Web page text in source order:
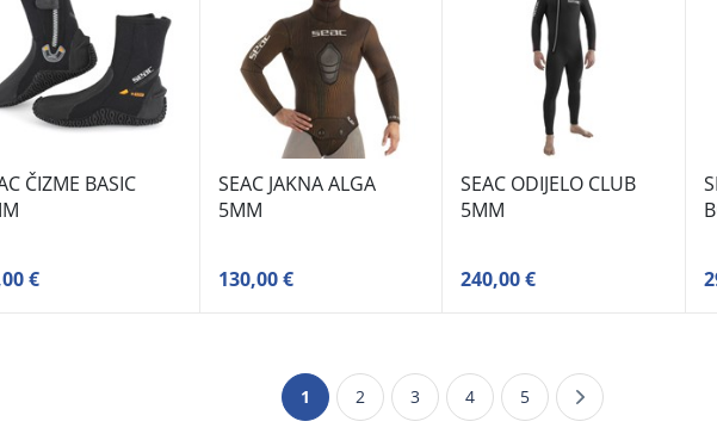
ČIZME BASIC
€
SEAC JAKNA ALGA
5MM
130,00 €
SEAC ODIJELO CLUB
5MM
240,00 €
1 2 3 4 5